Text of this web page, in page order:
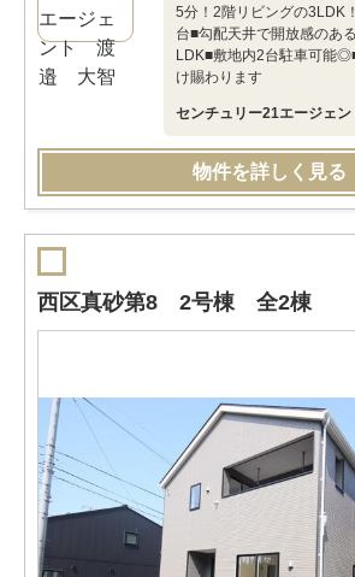
5分！2階リビングの3LDK
台■勾配天井で開放感のあ
LDK■敷地内2台駐車可能
け賜わります
センチュリー21エージェ
物件を詳しく見る
西区真砂第8 2号棟 全2棟